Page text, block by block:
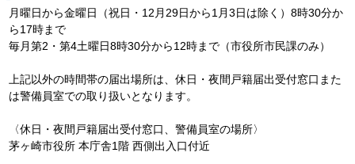
月曜日から金曜日（祝日・12月29日から1月3日は除く）8時30分か
ら17時まで
毎月第2・第4土曜日8時30分から12時まで（市役所市民課のみ）
上記以外の時間帯の届出場所は、休日・夜間戸籍届出受付窓口また
は警備員室での取り扱いとなります。
〈休日・夜間戸籍届出受付窓口、警備員室の場所〉
茅ヶ崎市役所 本庁舎1階 西側出入口付近